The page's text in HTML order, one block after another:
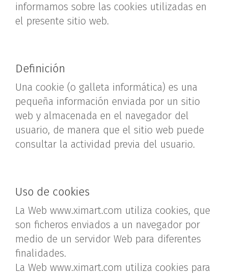
informamos sobre las cookies utilizadas en
el presente sitio web.
Definición
Una cookie (o galleta informática) es una
pequeña información enviada por un sitio
web y almacenada en el navegador del
usuario, de manera que el sitio web puede
consultar la actividad previa del usuario.
Uso de cookies
La Web www.ximart.com utiliza cookies, que
son ficheros enviados a un navegador por
medio de un servidor Web para diferentes
finalidades.
La Web www.ximart.com utiliza cookies para